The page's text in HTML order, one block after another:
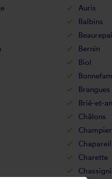
Auris
Balbins
Bernin
Biol
Brangues
Brié-et-
Châlons
Champier
Charette